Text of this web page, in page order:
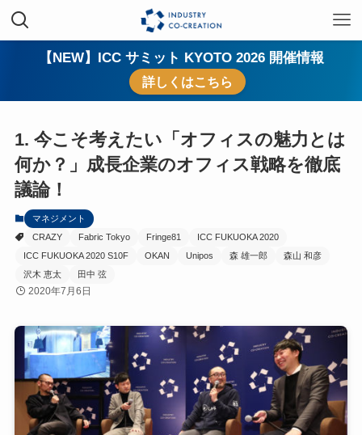
【NEW】ICC サミット KYOTO 2026 開催情報
詳しくはこちら
1. 今こそ考えたい「オフィスの魅力とは
何か？」成長企業のオフィス戦略を徹底
議論！
マネジメント
CRAZY
Fabric Tokyo Fringe81
ICC FUKUOKA 2020
ICC FUKUOKA 2020 S10F
OKAN Unipos 森 雄一郎
森山 和彦
沢木 恵太
田中 弦
2020年7月6日